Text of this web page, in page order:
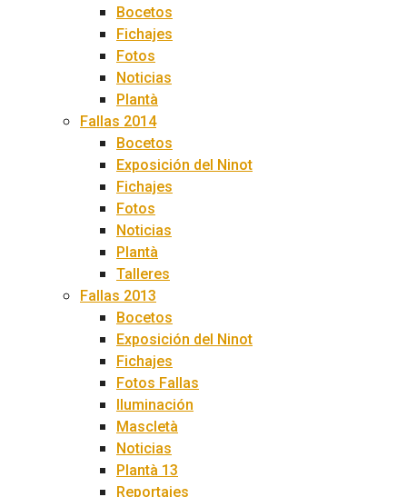
Bocetos
Fichajes
Fotos
Noticias
Plantà
Fallas 2014
Bocetos
Exposición del Ninot
Fichajes
Fotos
Noticias
Plantà
Talleres
Fallas 2013
Bocetos
Exposición del Ninot
Fichajes
Fotos Fallas
Iluminación
Mascletà
Noticias
Plantà 13
Reportajes